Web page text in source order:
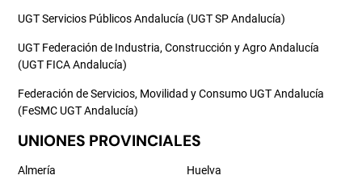
UGT Servicios Públicos Andalucía (UGT SP Andalucía)
UGT Federación de Industria, Construcción y Agro Andalucía
(UGT FICA Andalucía)
Federación de Servicios, Movilidad y Consumo UGT Andalucía
(FeSMC UGT Andalucía)
UNIONES PROVINCIALES
Almería Huelva